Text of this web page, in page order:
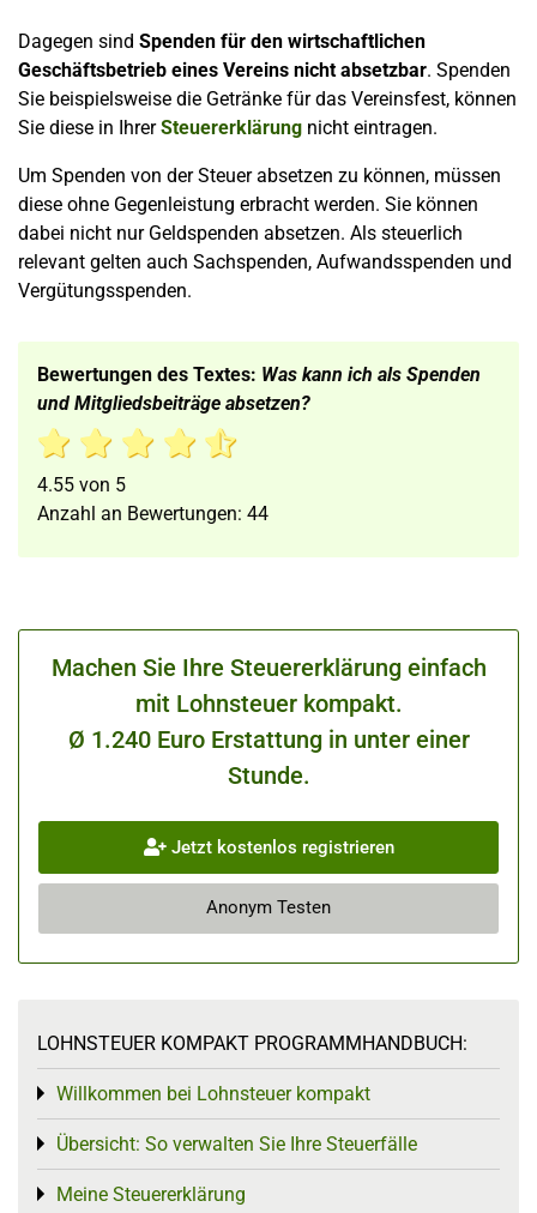
Dagegen sind Spenden für den wirtschaftlichen
Geschäftsbetrieb eines Vereins nicht absetzbar. Spenden
Sie beispielsweise die Getränke für das Vereinsfest, können
Sie diese in IhrerSteuererklärung nicht eintragen.
Um Spenden von der Steuer absetzen zu können, müssen
diese ohne Gegenleistung erbracht werden. Sie können
dabei nicht nur Geldspenden absetzen. Als steuerlich
relevant gelten auch Sachspenden, Aufwandsspenden und
Vergütungsspenden.
Bewertungen des Textes: Was kann ich als Spenden
und Mitgliedsbeiträge absetzen?
4.55 von 5
Anzahl an Bewertungen: 44
Machen Sie Ihre Steuererklärung einfach
mit Lohnsteuer kompakt.
Ø 1.240 Euro Erstattung in unter einer
Stunde.
Jetzt kostenlos registrieren
Anonym Testen
LOHNSTEUER KOMPAKT PROGRAMMHANDBUCH:
Willkommen bei Lohnsteuer kompakt
Toggle menu
Übersicht: So verwalten Sie Ihre Steuerfälle
Toggle menu
Meine Steuererklärung
Toggle menu